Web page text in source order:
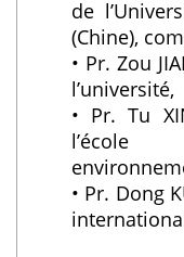
de
(Chine),
• Pr. Zou
l’université,
• Pr. Tu
• Pr. Dong